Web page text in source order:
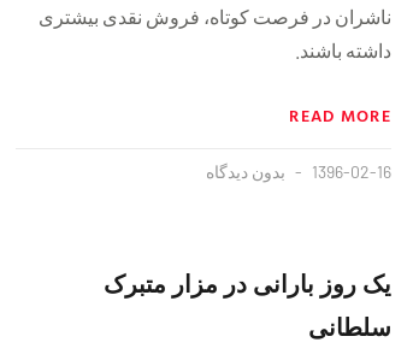
ناشران در فرصت کوتاه، فروش نقدی بیشتری
داشته باشند.
READ MORE
1396-02-16 بدون دیدگاه
یک روز بارانی در مزار متبرک
سلطانی